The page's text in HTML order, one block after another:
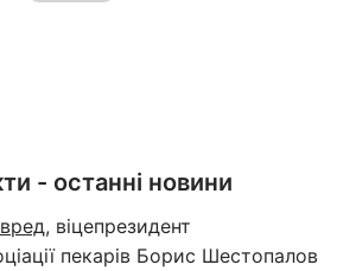
- останні новини
, віцепрезидент
пекарів Борис Шестопалов